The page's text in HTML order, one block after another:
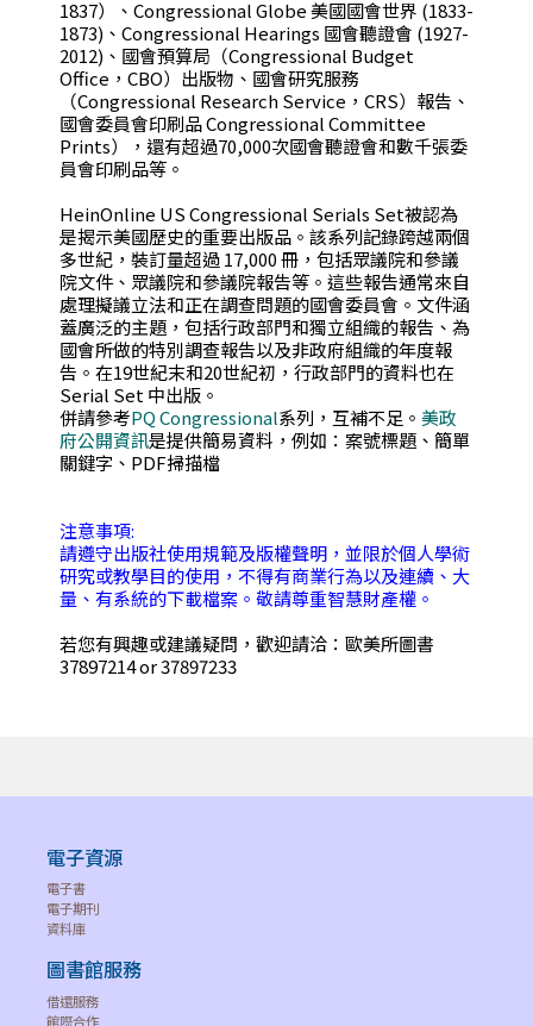
1837）、Congressional Globe 美國國會世界 (1833-
1873)、Congressional Hearings 國會聽證會 (1927-
2012)、國會預算局（Congressional Budget
Office，CBO）出版物、國會研究服務
（Congressional Research Service，CRS）報告、
國會委員會印刷品 Congressional Committee
Prints），還有超過70,000次國會聽證會和數千張委
員會印刷品等。
HeinOnline US Congressional Serials Set被認為
是揭示美國歷史的重要出版品。該系列記錄跨越兩個
多世紀，裝訂量超過 17,000 冊，包括眾議院和參議
院文件、眾議院和參議院報告等。這些報告通常來自
處理擬議立法和正在調查問題的國會委員會。文件涵
蓋廣泛的主題，包括行政部門和獨立組織的報告、為
國會所做的特別調查報告以及非政府組織的年度報
告。在19世紀末和20世紀初，行政部門的資料也在
Serial Set 中出版。
併請參考PQ Congressional系列，互補不足。 美政
府公開資訊是提供簡易資料，例如：案號標題、簡單
關鍵字、PDF掃描檔
注意事項:
請遵守出版社使用規範及版權聲明，並限於個人學術
研究或教學目的使用，不得有商業行為以及連續、大
量、有系統的下載檔案。敬請尊重智慧財產權。
若您有興趣或建議疑問，歡迎請洽：歐美所圖書
37897214 or 37897233
電子資源
電子書
電子期刊
資料庫
圖書館服務
借還服務
館際合作